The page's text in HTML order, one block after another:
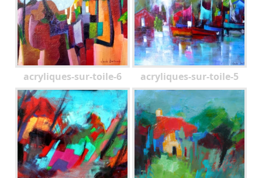
acryliques-sur-toile-6 acryliques-sur-toile-5